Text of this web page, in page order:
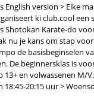
English version > Elke
ki club.cool een
Shotokan Karate-do
nu je kans om stap
de basisbeginselen
De beginnersklas is
13+ en volwassenen M/
18:45-20:15 uur >